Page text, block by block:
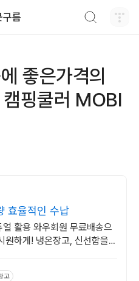
구름
좋은가격의
핑쿨러 MOBI
효율적인 수납
활용 와우회원 무료배송으
원하게! 냉온장고, 신선함을
고